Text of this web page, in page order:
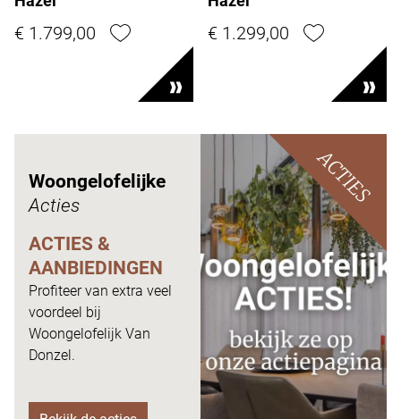
€ 1.799,00 € 1.299,00
Woongelofelijke
Acties
ACTIES &
AANBIEDINGEN
Profiteer van extra veel
voordeel bij
Woongelofelijk Van
Donzel.
ACTIES